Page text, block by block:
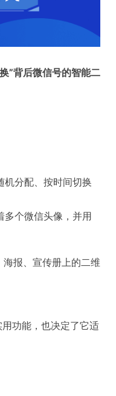
”背后微信号的智能二
机分配、按时间切换
多个微信头像，并用
报、宣传册上的二维
功能，也决定了它适